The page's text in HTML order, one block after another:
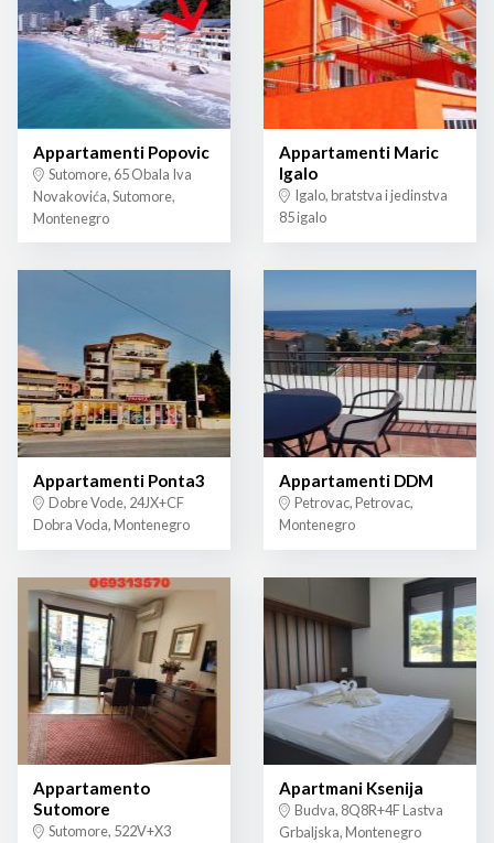
Appartamenti Popovic
Sutomore, 65 Obala Iva
Novakovića, Sutomore,
Montenegro
Appartamenti Maric
Igalo
Igalo, bratstva i jedinstva
85 igalo
Appartamenti Ponta3
Dobre Vode, 24JX+CF
Dobra Voda, Montenegro
Appartamenti DDM
Petrovac, Petrovac,
Montenegro
Appartamento
Sutomore
Sutomore, 522V+X3
Apartmani Ksenija
Budva, 8Q8R+4F Lastva
Grbaljska, Montenegro